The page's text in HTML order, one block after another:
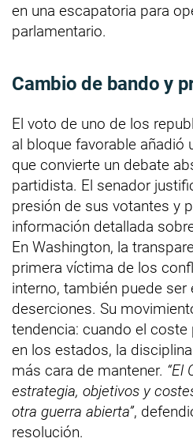
en una escapatoria para
parlamentario.
Cambio de bando y
El voto de uno de los
al bloque favorable añadió
que convierte un debate
partidista. El senador
presión de sus votantes y
información detallada
En Washington, la
primera víctima de los
interno, también puede ser
deserciones. Su
tendencia: cuando el
en los estados, la
más cara de mantener. “El
estrategia, objetivos y
otra guerra abierta”,
resolución.